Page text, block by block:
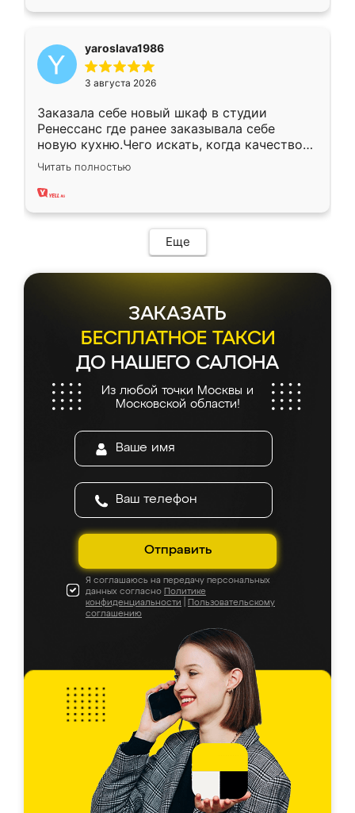
yaroslava1986
3 августа 2026
Заказала себе новый шкаф в студии
Ренессанс где ранее заказывала себе
новую кухню.Чего искать, когда качеством
вполне довольна. Служит кухня уже почти
два года, нареканий нет.
Читать полностью
Еще
ЗАКАЗАТЬ
БЕСПЛАТНОЕ ТАКСИ
ДО НАШЕГО САЛОНА
Из любой точки Москвы и
Московской области!
Отправить
Я соглашаюсь на передачу персональных
данных согласно Политике
конфиденциальности
Пользовательскому
соглашению